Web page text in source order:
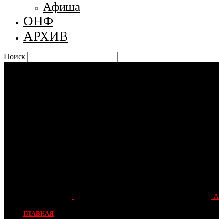
Афиша
ОНФ
АРХИВ
Поиск
ГЛАВНАЯ